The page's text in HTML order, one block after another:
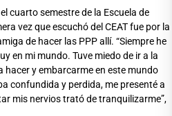
cuarto semestre de la Escuela de
vez que escuchó del CEAT fue por la
de hacer las PPP allí. “Siempre he
en mi mundo. Tuve miedo de ir a la
hacer y embarcarme en este mundo
confundida y perdida, me presenté a
mis nervios trató de tranquilizarme”,